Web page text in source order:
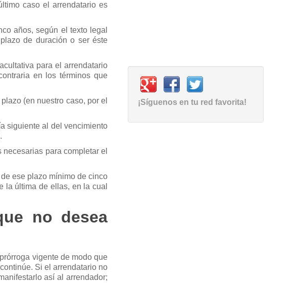
caso el arrendatario es
años, según el texto legal
de duración o ser éste
para el arrendatario
en los términos que
(en nuestro caso, por el
siguiente al del vencimiento
para completar el
ese plazo mínimo de cinco
la última de ellas, en la cual
no desea
vigente de modo que
Si el arrendatario no
así al arrendador;
¡Síguenos en tu red favorita!